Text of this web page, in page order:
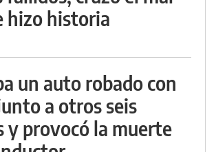
hizo historia
un auto robado con
a otros seis
y provocó la muerte